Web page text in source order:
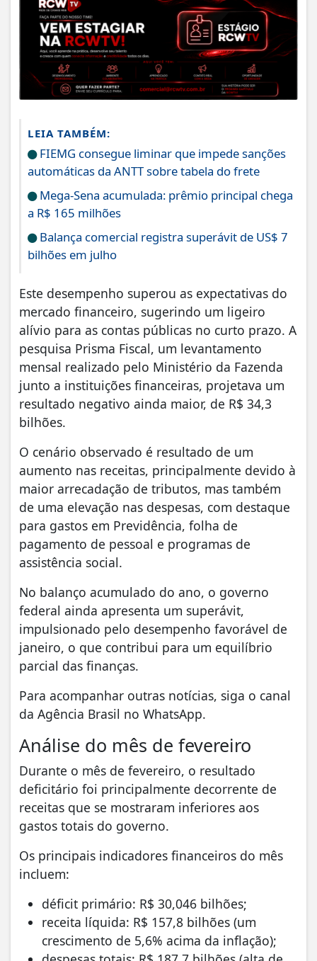
LEIA TAMBÉM:
FIEMG consegue liminar que impede sanções
automáticas da ANTT sobre tabela do frete
Mega-Sena acumulada: prêmio principal chega
a R$ 165 milhões
Balança comercial registra superávit de US$ 7
bilhões em julho
Este desempenho superou as expectativas do
mercado financeiro, sugerindo um ligeiro
alívio para as contas públicas no curto prazo. A
pesquisa Prisma Fiscal, um levantamento
mensal realizado pelo Ministério da Fazenda
junto a instituições financeiras, projetava um
resultado negativo ainda maior, de R$ 34,3
bilhões.
O cenário observado é resultado de um
aumento nas receitas, principalmente devido à
maior arrecadação de tributos, mas também
de uma elevação nas despesas, com destaque
para gastos em Previdência, folha de
pagamento de pessoal e programas de
assistência social.
No balanço acumulado do ano, o governo
federal ainda apresenta um superávit,
impulsionado pelo desempenho favorável de
janeiro, o que contribui para um equilíbrio
parcial das finanças.
Para acompanhar outras notícias, siga o canal
da Agência Brasil no WhatsApp.
Análise do mês de fevereiro
Durante o mês de fevereiro, o resultado
deficitário foi principalmente decorrente de
receitas que se mostraram inferiores aos
gastos totais do governo.
Os principais indicadores financeiros do mês
incluem:
déficit primário: R$ 30,046 bilhões;
receita líquida: R$ 157,8 bilhões (um
crescimento de 5,6% acima da inflação);